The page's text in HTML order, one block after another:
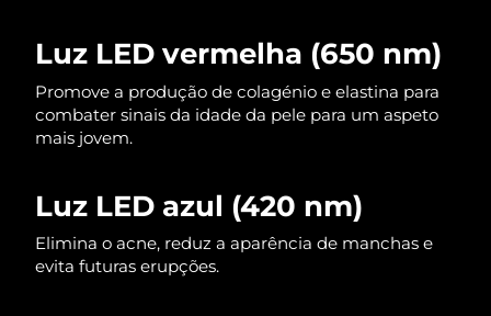
Luz LED vermelha (650 nm)
Promove a produção de colagénio e elastina para
combater sinais da idade da pele para um aspeto
mais jovem.
Luz LED azul (420 nm)
Elimina o acne, reduz a aparência de manchas e
evita futuras erupções.
Omã Entrega prevista 8/13/26
Filipinas Entrega prevista 8/13/26
Polônia
Portugal Entrega prevista
Porto Rico Entrega prevista8/12/26